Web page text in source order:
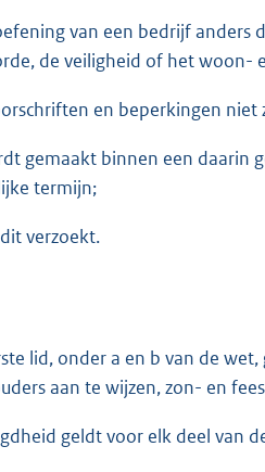
van een bedrijf anders
de veiligheid of het woon-
en beperkingen
gemaakt binnen een daarin
termijn;
verzoekt.
lid, onder a en b van de
aan te wijzen, zon- en
geldt voor elk deel van